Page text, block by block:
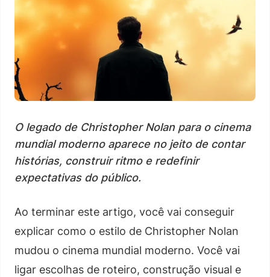
O legado de Christopher Nolan para o cinema
mundial moderno aparece no jeito de contar
histórias, construir ritmo e redefinir
expectativas do público.
Ao terminar este artigo, você vai conseguir
explicar como o estilo de Christopher Nolan
mudou o cinema mundial moderno. Você vai
ligar escolhas de roteiro, construção visual e